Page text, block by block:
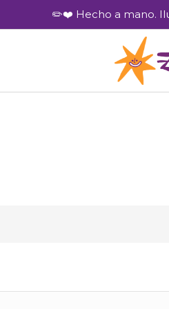
✏️❤️ Hecho a mano.